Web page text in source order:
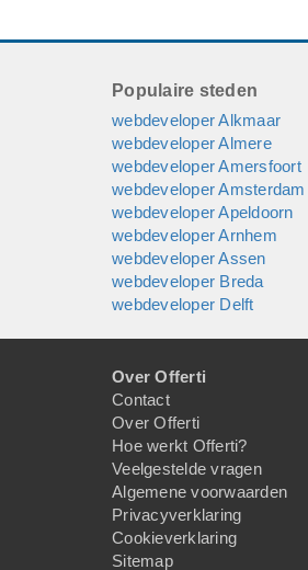
Populaire steden
webdeveloper Alkmaar
webdeveloper Almere
webdeveloper Amersfoort
webdeveloper Amsterdam
webdeveloper Apeldoorn
webdeveloper Arnhem
webdeveloper Assen
webdeveloper Breda
webdeveloper Delft
Over Offerti
Contact
Over Offerti
Hoe werkt Offerti?
Veelgestelde vragen
Algemene voorwaarden
Privacyverklaring
Cookieverklaring
Sitemap